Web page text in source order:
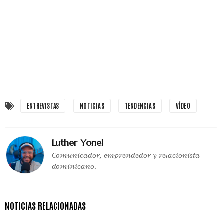
ENTREVISTAS NOTICIAS TENDENCIAS VÍDEO
Luther Yonel
Comunicador, emprendedor y relacionista
dominicano.